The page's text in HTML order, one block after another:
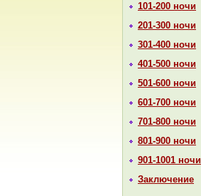
101-200 ночи
201-300 ночи
301-400 ночи
401-500 ночи
501-600 ночи
601-700 ночи
701-800 ночи
801-900 ночи
901-1001 ночи
Заключение